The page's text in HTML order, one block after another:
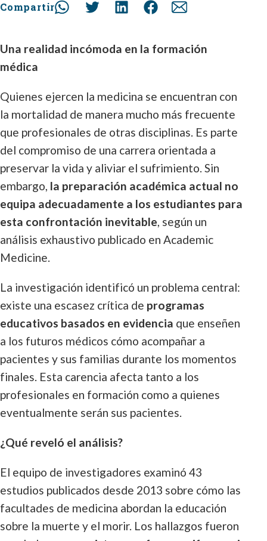
Compartir
Una realidad incómoda en la formación
médica
Quienes ejercen la medicina se encuentran con
la mortalidad de manera mucho más frecuente
que profesionales de otras disciplinas. Es parte
del compromiso de una carrera orientada a
preservar la vida y aliviar el sufrimiento. Sin
embargo, la preparación académica actual no
equipa adecuadamente a los estudiantes para
esta confrontación inevitable, según un
análisis exhaustivo publicado en Academic
Medicine.
La investigación identificó un problema central:
existe una escasez crítica de programas
educativos basados en evidencia que enseñen
a los futuros médicos cómo acompañar a
pacientes y sus familias durante los momentos
finales. Esta carencia afecta tanto a los
profesionales en formación como a quienes
eventualmente serán sus pacientes.
¿Qué reveló el análisis?
El equipo de investigadores examinó 43
estudios publicados desde 2013 sobre cómo las
facultades de medicina abordan la educación
sobre la muerte y el morir. Los hallazgos fueron